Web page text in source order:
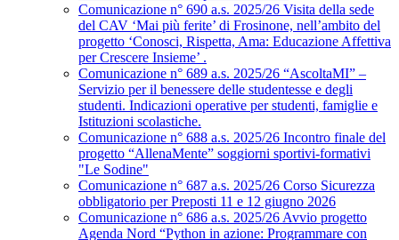
Comunicazione n° 690 a.s. 2025/26 Visita della sede
del CAV ‘Mai più ferite’ di Frosinone, nell’ambito del
progetto ‘Conosci, Rispetta, Ama: Educazione Affettiva
per Crescere Insieme’ .
Comunicazione n° 689 a.s. 2025/26 “AscoltaMI” –
Servizio per il benessere delle studentesse e degli
studenti. Indicazioni operative per studenti, famiglie e
Istituzioni scolastiche.
Comunicazione n° 688 a.s. 2025/26 Incontro finale del
progetto “AllenaMente” soggiorni sportivi‑formativi
"Le Sodine"
Comunicazione n° 687 a.s. 2025/26 Corso Sicurezza
obbligatorio per Preposti 11 e 12 giugno 2026
Comunicazione n° 686 a.s. 2025/26 Avvio progetto
Agenda Nord “Python in azione: Programmare con